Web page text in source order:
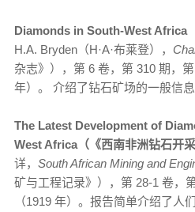
Diamonds in South-West Africa
H.A. Bryden（H·A·布莱登），
杂志》），第 6 卷，第 310 期，
年）。 介绍了钻石矿场的一般信息
The Latest Development of
West Africa（《西南非洲钻石开采
详， South African Mining and
矿与工程记录》），第 28-1 卷，
（1919 年）。报告简单介绍了人